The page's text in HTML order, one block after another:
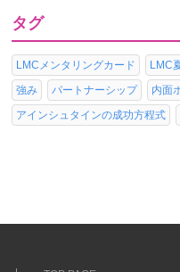
タグ
LMCメンタリングカード LMC
強み
パートナーシップ
内面
アインシュタインの成功方程式